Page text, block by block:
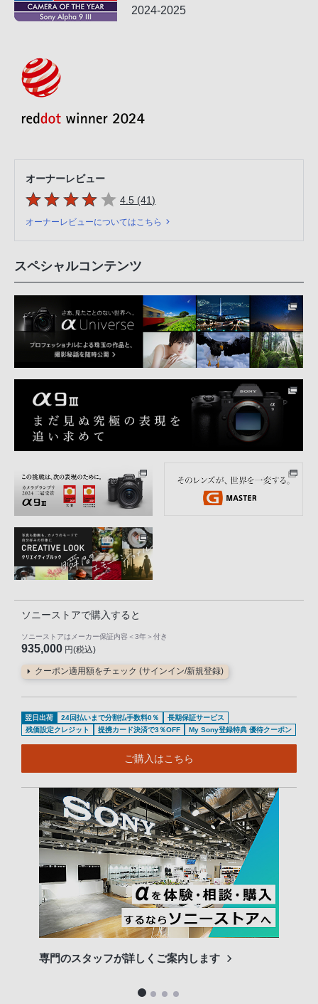
2024-2025
オーナーレビュー
5つの星のうち
4.5 (41件のレビュー
)
オーナーレビューについてはこちら
スペシャルコンテンツ
ソニーストアで購入すると
ソニーストアはメーカー保証内容 ＜3年＞ 付き
935,000 円(税込)
クーポン適用額をチェック (サインイン/新規登録)
翌日出荷 24回払いまで分割払手数料0％
長期保証サービス
残価設定クレジット
提携カード決済で3％OFF My Sony登録特典 優待クーポン
ご購入はこちら
専門のスタッフが詳しくご案内します